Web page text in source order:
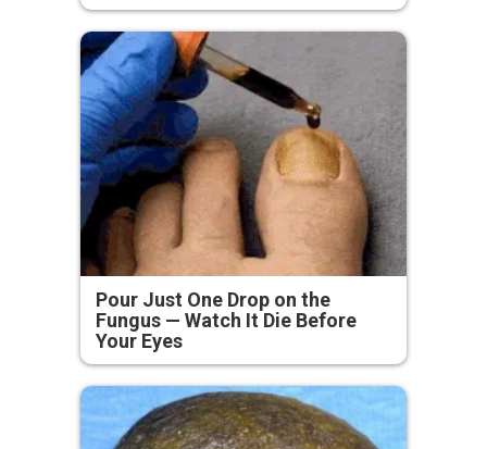
Pour Just One Drop on the
Fungus — Watch It Die Before
Your Eyes